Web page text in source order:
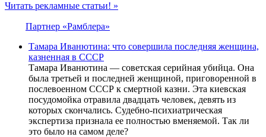
Читать рекламные статьи! »
Партнер «Рамблера»
Тамара Иванютина: что совершила последняя женщина,
казненная в СССР
Тамара Иванютина — советская серийная убийца. Она
была третьей и последней женщиной, приговоренной в
послевоенном СССР к смертной казни. Эта киевская
посудомойка отравила двадцать человек, девять из
которых скончались. Судебно-психиатрическая
экспертиза признала ее полностью вменяемой. Так ли
это было на самом деле?